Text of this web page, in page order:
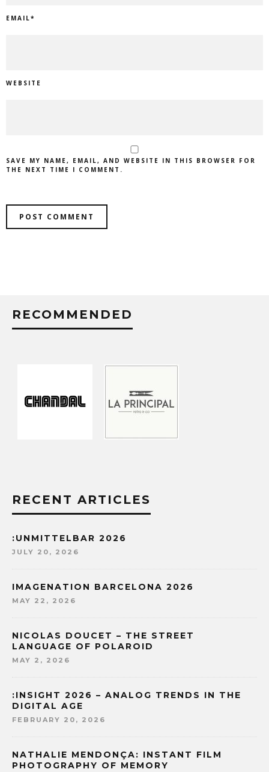
EMAIL*
WEBSITE
SAVE MY NAME, EMAIL, AND WEBSITE IN THIS BROWSER FOR
THE NEXT TIME I COMMENT.
RECOMMENDED
RECENT ARTICLES
:UNMITTELBAR 2026
JULY 20, 2026
IMAGENATION BARCELONA 2026
MAY 22, 2026
NICOLAS DOUCET – THE STREET
LANGUAGE OF POLAROID
MAY 2, 2026
:INSIGHT 2026 – ANALOG TRENDS IN THE
DIGITAL AGE
FEBRUARY 20, 2026
NATHALIE MENDONÇA: INSTANT FILM
PHOTOGRAPHY OF MEMORY